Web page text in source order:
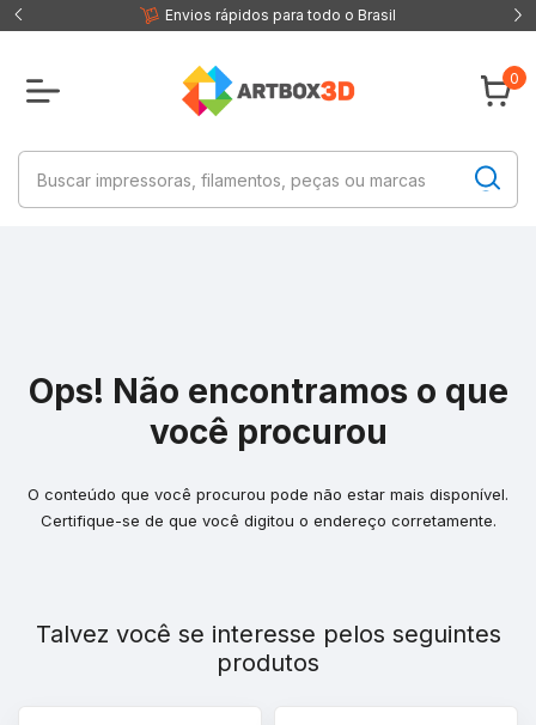
Envios rápidos para todo o Brasil
0
Ops! Não encontramos o que
você procurou
O conteúdo que você procurou pode não estar mais disponível.
Certifique-se de que você digitou o endereço corretamente.
Talvez você se interesse pelos seguintes
produtos